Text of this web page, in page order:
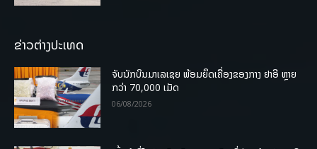
ຂ່າວຕ່າງປະເທດ
ຈັບນັກບິນມາເລເຊຍ ພ້ອມຍຶດເຄື່ອງຂອງກາງ ຢາອີ ຫຼາຍ
ກວ່າ 70,000 ເມັດ
06/08/2026